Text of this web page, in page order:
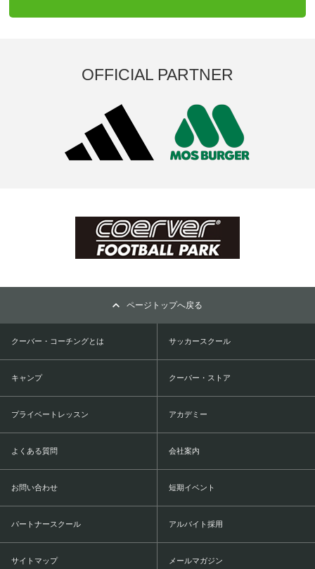
OFFICIAL PARTNER
ページトップへ戻る
クーバー・コーチングとは サッカースクール
キャンプ クーバー・ストア
プライベートレッスン アカデミー
よくある質問 会社案内
お問い合わせ 短期イベント
パートナースクール アルバイト採用
サイトマップ メールマガジン